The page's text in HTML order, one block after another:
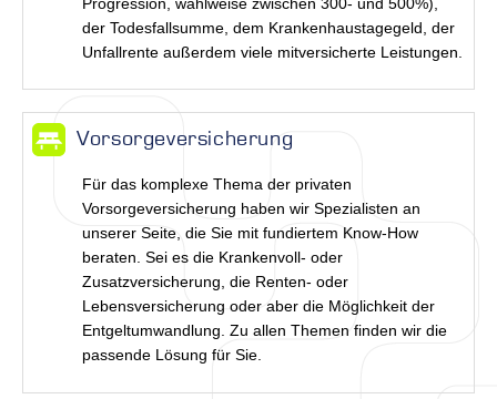
der Todesfallsumme, dem Krankenhaustagegeld, der
Unfallrente außerdem viele mitversicherte Leistungen.
Vorsorgeversicherung
Für das komplexe Thema der privaten
Vorsorgeversicherung haben wir Spezialisten an
unserer Seite, die Sie mit fundiertem Know-How
beraten. Sei es die Krankenvoll- oder
Zusatzversicherung, die Renten- oder
Lebensversicherung oder aber die Möglichkeit der
Entgeltumwandlung. Zu allen Themen finden wir die
passende Lösung für Sie.